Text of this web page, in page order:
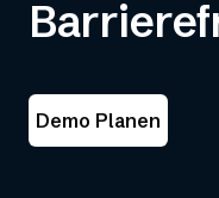
Demo Planen